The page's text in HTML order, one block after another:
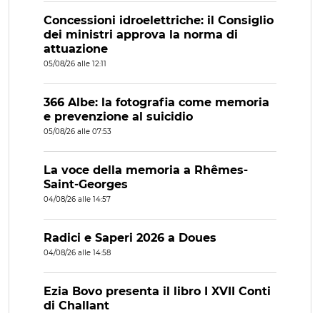
Concessioni idroelettriche: il Consiglio
dei ministri approva la norma di
attuazione
05/08/26 alle 12:11
366 Albe: la fotografia come memoria
e prevenzione al suicidio
05/08/26 alle 07:53
La voce della memoria a Rhêmes-
Saint-Georges
04/08/26 alle 14:57
Radici e Saperi 2026 a Doues
04/08/26 alle 14:58
Ezia Bovo presenta il libro I XVII Conti
di Challant